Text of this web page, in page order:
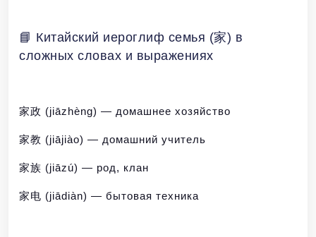
📘 Китайский иероглиф семья (家) в
сложных словах и выражениях
家政 (jiāzhèng) — домашнее хозяйство
家教 (jiājiào) — домашний учитель
家族 (jiāzú) — род, клан
家电 (jiādiàn) — бытовая техника